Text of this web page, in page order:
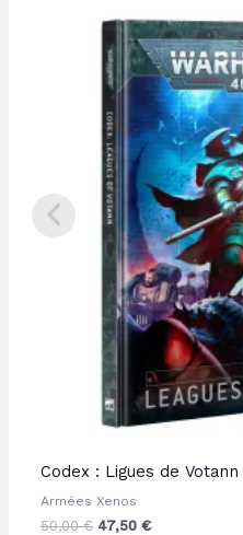
Codex : Ligues de Votann
Armées Xenos
50,00€
prix
initial
était :
50,00 €.
47,50€
prix
actuel
est :
47,50 €.